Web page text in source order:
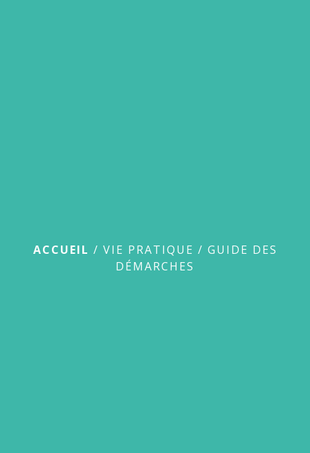
ACCUEIL / VIE PRATIQUE / GUIDE DES
DÉMARCHES